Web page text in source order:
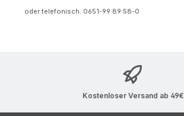
oder telefonisch: 0651-99 89 58-0
Kostenloser Versand ab 49€